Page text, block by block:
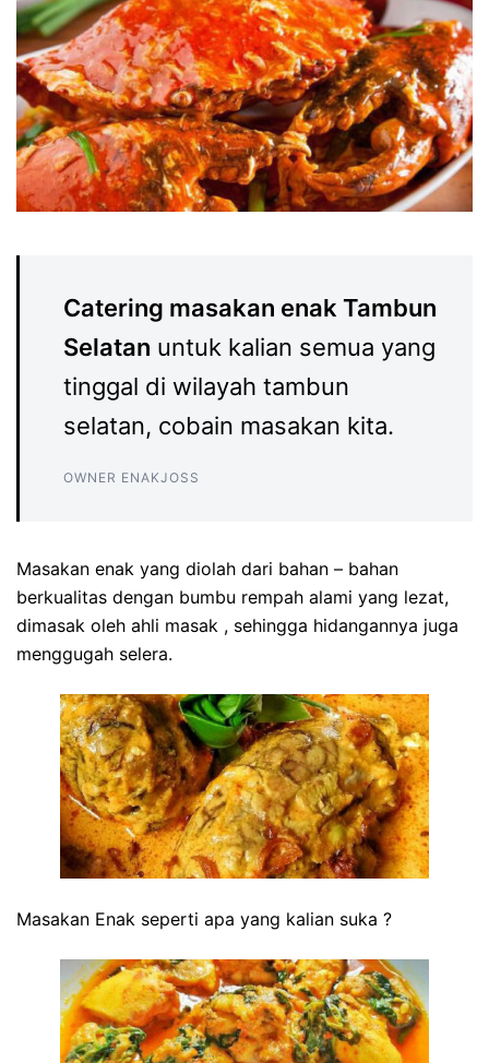
Catering masakan enak Tambun
Selatan untuk kalian semua yang
tinggal di wilayah tambun
selatan, cobain masakan kita.
OWNER ENAKJOSS
Masakan enak yang diolah dari bahan – bahan
berkualitas dengan bumbu rempah alami yang lezat,
dimasak oleh ahli masak , sehingga hidangannya juga
menggugah selera.
Masakan Enak seperti apa yang kalian suka ?